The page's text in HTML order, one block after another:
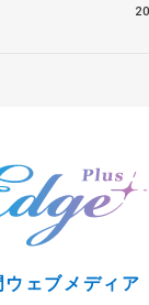
ェブメディア